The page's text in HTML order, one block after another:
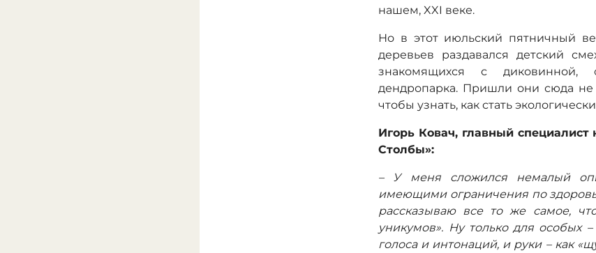
нашем, XXI веке.
Но в этот июльский пятничный
деревьев раздавался детский
знакомящихся с диковинной,
дендропарка. Пришли они сюда не
чтобы узнать, как стать
Игорь Ковач, главный специалист
Столбы»:
– У меня сложился немалый
имеющими ограничения по
рассказываю все то же самое,
уникумов». Ну только для особых
голоса и интонаций, и руки – как